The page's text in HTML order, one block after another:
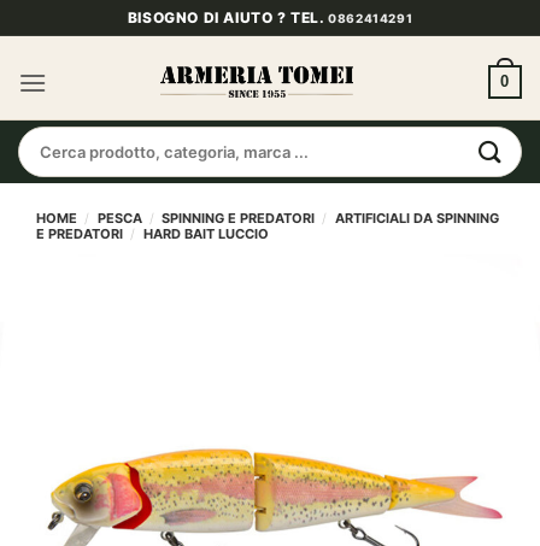
ai
contenuti
BISOGNO DI AIUTO ? TEL.0862414291
0
Cerca:
HOME / PESCA / SPINNING E PREDATORI / ARTIFICIALI DA SPINNING
E PREDATORI / HARD BAIT LUCCIO